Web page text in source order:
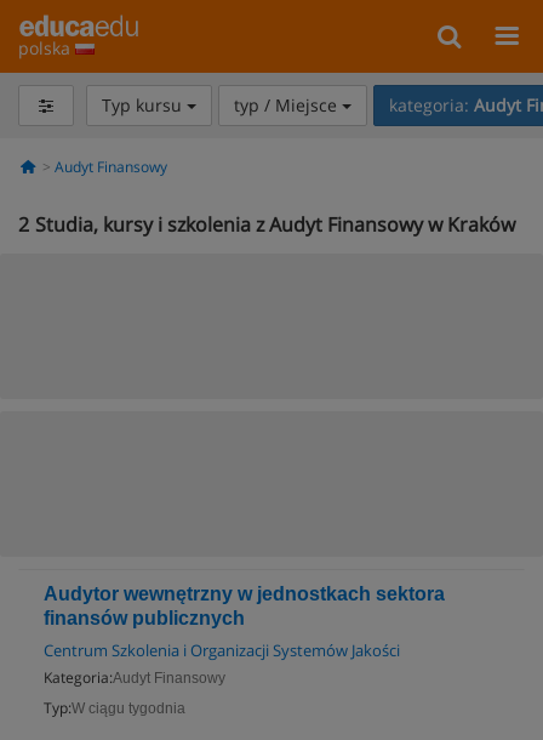
polska
Typ kursu typ / Miejsce kategoria: Audyt
Audyt Finansowy
2 Studia, kursy i szkolenia z Audyt Finansowy w Kraków
Audytor wewnętrzny w jednostkach sektora
finansów publicznych
Centrum Szkolenia i Organizacji Systemów Jakości
Kategoria:Audyt Finansowy
Typ:W ciągu tygodnia